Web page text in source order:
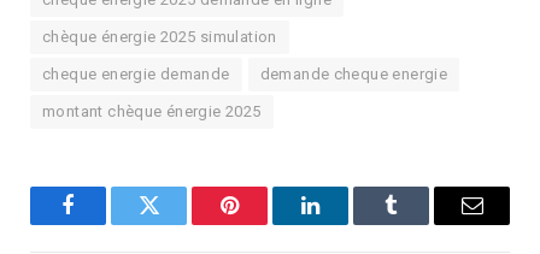
chèque énergie 2025 simulation
cheque energie demande demande cheque energie
montant chèque énergie 2025
FacebookTwitter Pinterest LinkedInTumblr Email